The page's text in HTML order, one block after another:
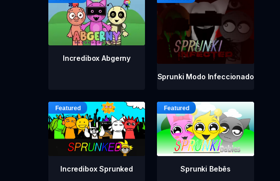
Incredibox Abgerny
Sprunki Modo Infeccionado
Incredibox Sprunked Sprunki Bebês